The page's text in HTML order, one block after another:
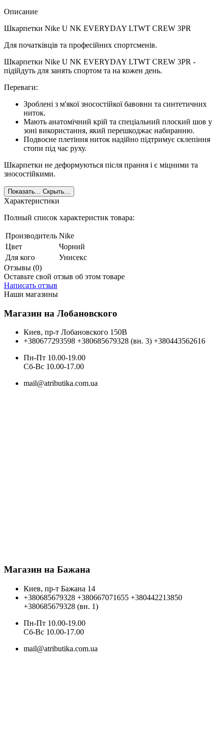
Описание
Шкарпетки Nike U NK EVERYDAY LTWT CREW 3PR
Для початківців та професійних спортсменів.
Шкарпетки Nike U NK EVERYDAY LTWT CREW 3PR -
підійдуть для занять спортом та на кожен день.
Переваги:
Зроблені з м'якої зносостійкої бавовни та синтетичних
ниток.
Мають анатомічний крій та спеціальний плоский шов у
зоні використання, який перешкоджає набиранню.
Подвоєне плетіння ниток надійно підтримує склепіння
стопи під час руху.
Шкарпетки не деформуються після прання і є міцними та
зносостійкими.
Показать... Скрыть...
Характеристики
Полный список характеристик товара:
Производитель Nike
Цвет
Чорний
Для кого
Унисекс
Отзывы (0)
Оставьте свой отзыв об этом товаре
Написать отзыв
Наши магазины
Магазин на Лобановского
Киев, пр-т Лобановского 150В
+380677293598 +380685679328 (вн. 3) +380443562616
Пн-Пт 10.00-19.00
Cб-Вс 10.00-17.00
mail@atributika.com.ua
Магазин на Бажана
Киев, пр-т Бажана 14
+380685679328 +380667071655 +380442213850
+380685679328 (вн. 1)
Пн-Пт 10.00-19.00
Cб-Вс 10.00-17.00
mail@atributika.com.ua